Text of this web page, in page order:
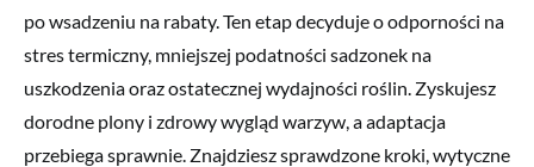
po wsadzeniu na rabaty. Ten etap decyduje o odporności na
stres termiczny, mniejszej podatności sadzonek na
uszkodzenia oraz ostatecznej wydajności roślin. Zyskujesz
dorodne plony i zdrowy wygląd warzyw, a adaptacja
przebiega sprawnie. Znajdziesz sprawdzone kroki, wytyczne